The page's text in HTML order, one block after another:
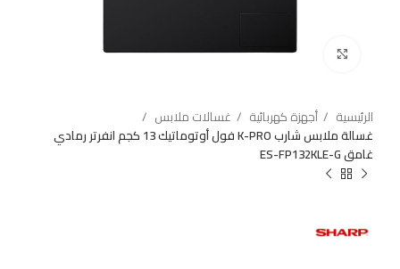
Click to enlarge
الرئيسية أجهزة كهربائية
غسالات ملابس
غسالة ملابس شارب K-PRO فول أوتوماتيك 13 كجم انفرتر رمادي
غامق ES-FP132KLE-G